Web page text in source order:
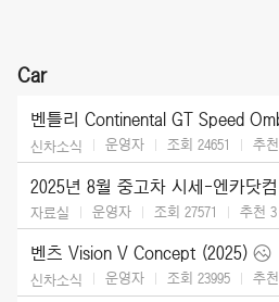
Car
신차소식 운영자 조회 24651 추천
2025년 8월 중고차 시세-엔카닷컴
자료실 운영자 조회 27571 추천 3
벤츠 Vision V Concept (2025)
신차소식 운영자 조회 23995 추천